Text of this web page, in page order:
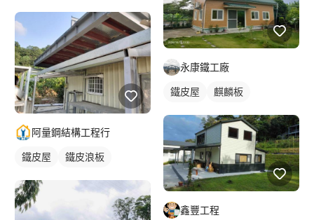
阿量鋼結構工程行
鐵皮屋 鐵皮浪板
永康鐵工廠
鐵皮屋 麒麟板
鑫豐工程